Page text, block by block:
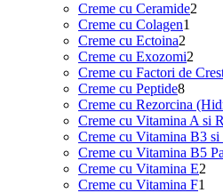
Creme cu Ceramide2
Creme cu Colagen1
Creme cu Ectoina2
produse
Creme cu Exozomi2
Creme cu Factori de
Creme cu Peptide88
Creme cu Rezorcina
Creme cu Vitamina A si
Creme cu Vitamina B3
Creme cu Vitamina B5
Creme cu Vitamina E2
Creme cu Vitamina F1